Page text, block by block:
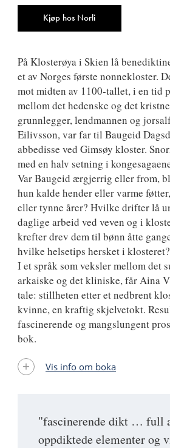
Kjøp hos Norli
"fascinerende dikt … full
oppdiktede elementer og
På Klosterøya i Skien lå
et av Norges første nonnekloster.
mot midten av 1100-tallet, i en tid
mellom det hedenske og det
grunnlegger, lendmannen og
Eilivsson, var far til Baugeid
abbedisse ved Gimsøy kloster.
med en halv setning i
Var Baugeid ærgjerrig eller from,
hun kalde hender eller varme
eller tynne årer? Hvilke drifter lå
daglige arbeid ved veven og i
krefter drev dem til bønn åtte
hvilke helsetips hersket i klosteret?
I et språk som veksler mellom det
arkaiske og det kliniske, får Aina
tale: stillheten etter et nedbrent
kvinne, en kraftig skjelvetokt.
fascinerende og mangslungent
bok.
Vis info om boka